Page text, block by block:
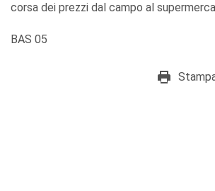
corsa dei prezzi dal campo al
BAS 05